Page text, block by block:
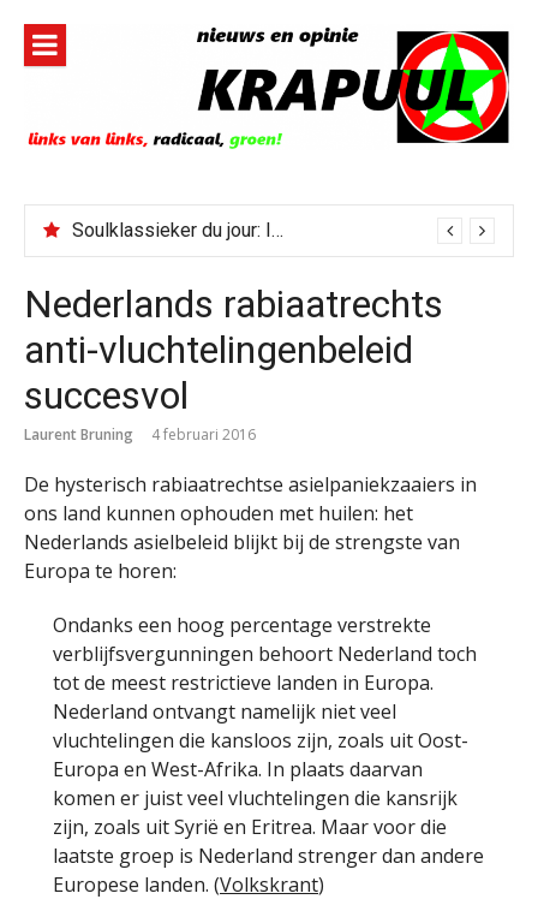
inhoud
Soulklassieker du jour: I Wish It Would Rain
Nederlands rabiaatrechts
anti-vluchtelingenbeleid
succesvol
Laurent Bruning 4 februari 2016
De hysterisch rabiaatrechtse asielpaniekzaaiers in
ons land kunnen ophouden met huilen: het
Nederlands asielbeleid blijkt bij de strengste van
Europa te horen:
Ondanks een hoog percentage verstrekte
verblijfsvergunningen behoort Nederland toch
tot de meest restrictieve landen in Europa.
Nederland ontvangt namelijk niet veel
vluchtelingen die kansloos zijn, zoals uit Oost-
Europa en West-Afrika. In plaats daarvan
komen er juist veel vluchtelingen die kansrijk
zijn, zoals uit Syrië en Eritrea. Maar voor die
laatste groep is Nederland strenger dan andere
Europese landen. (Volkskrant)